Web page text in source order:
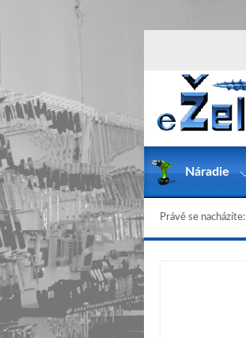
Právě se nacházíte:
Náradie